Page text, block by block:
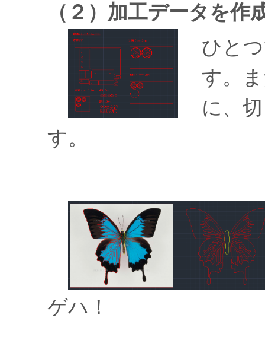
（２）加工データを作
ひと
す。
に、
す。
ゲハ！